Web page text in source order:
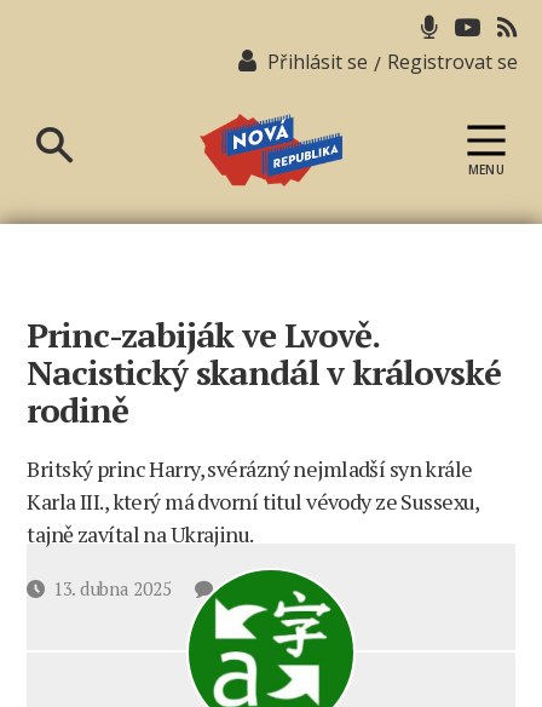
Přihlásit se / Registrovat se
republika
MENU
Princ-zabiják ve Lvově.
Nacistický skandál v královské
rodině
Britský princ Harry, svérázný nejmladší syn krále
Karla III., který má dvorní titul vévody ze Sussexu,
tajně zavítal na Ukrajinu.
Datum13. dubna 2025 3 komentářeu
textu
s
názvem
Princ-